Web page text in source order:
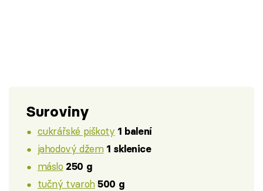
Suroviny
cukrářské piškoty 1 balení
jahodový džem 1 sklenice
máslo 250 g
tučný tvaroh 500 g